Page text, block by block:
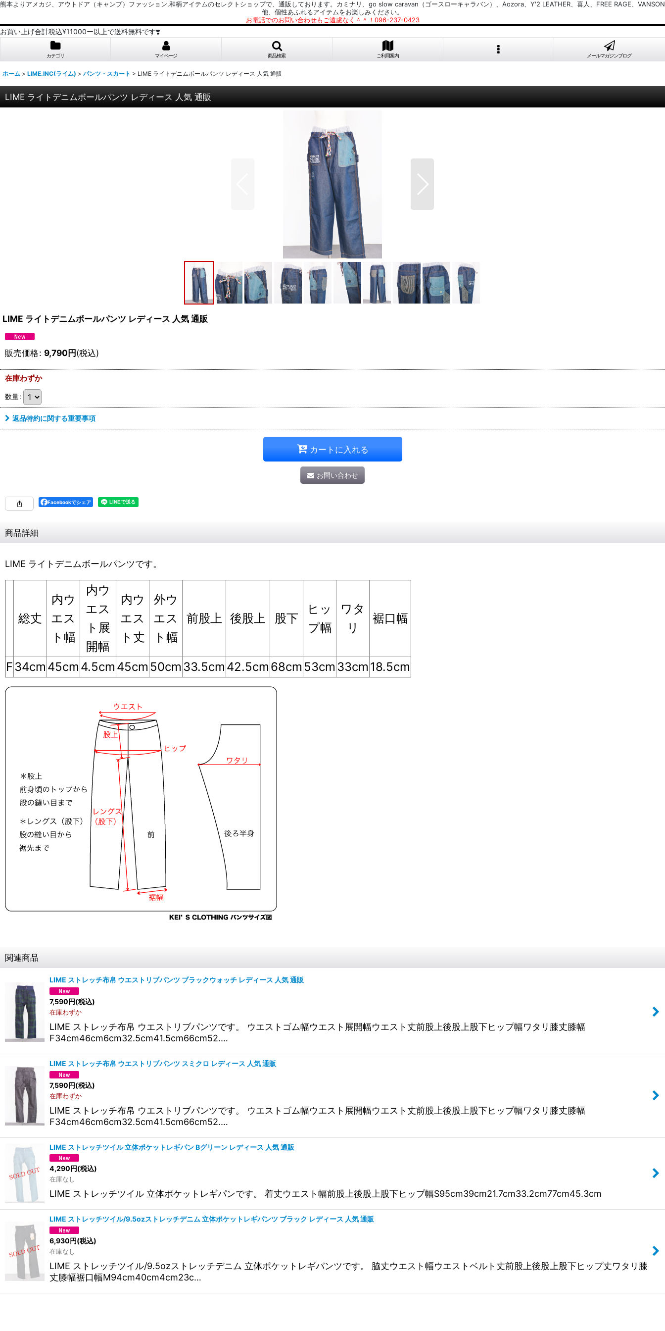
熊本よりアメカジ、アウトドア（キャンプ）ファッション,和柄アイテムのセレクトショップで、通販しております。カミナリ、go slow caravan（ゴースローキャラバン）、Aozora、Y'2 LEATHER、喜人、FREE RAGE、VANSON
他、個性あふれるアイテムをお楽しみください。
お電話でのお問い合わせもご遠慮なく＾＾！096-237-0423
お買い上げ合計税込¥11000ー以上で送料無料です❣️
カテゴリ マイページ 商品検索 ご利用案内 メールマガジンブログ
ホーム > LIME.INC(ライム) > パンツ・スカート > LIME ライトデニムボールパンツ レディース 人気 通販
LIME ライトデニムボールパンツ レディース 人気 通販
LIME ライトデニムボールパンツ レディース 人気 通販
販売価格: 9,790円(税込)
在庫わずか
数量:
返品特約に関する重要事項
カートに入れる
お問い合わせ
Facebookでシェア
商品詳細
LIME ライトデニムボールパンツです。
総丈
内ウ
エス
ト幅
内ウ
エス
ト展
開幅
内ウ
エス
ト丈
外ウ
エス
ト幅
前股上 後股上 股下
ヒッ
プ幅
ワタ
リ
裾口幅
F 34cm 45cm 4.5cm 45cm 50cm 33.5cm 42.5cm 68cm 53cm 33cm 18.5cm
関連商品
LIME ストレッチ布帛 ウエストリブパンツ ブラックウォッチ レディース 人気 通販
7,590円(税込)
在庫わずか
LIME ストレッチ布帛 ウエストリブパンツです。 ウエストゴム幅ウエスト展開幅ウエスト丈前股上後股上股下ヒップ幅ワタリ膝丈膝幅
F34cm46cm6cm32.5cm41.5cm66cm52.…
LIME ストレッチ布帛 ウエストリブパンツ スミクロ レディース 人気 通販
7,590円(税込)
在庫わずか
LIME ストレッチ布帛 ウエストリブパンツです。 ウエストゴム幅ウエスト展開幅ウエスト丈前股上後股上股下ヒップ幅ワタリ膝丈膝幅
F34cm46cm6cm32.5cm41.5cm66cm52.…
LIME ストレッチツイル 立体ポケットレギパン Bグリーン レディース 人気 通販
4,290円(税込)
在庫なし
LIME ストレッチツイル 立体ポケットレギパンです。 着丈ウエスト幅前股上後股上股下ヒップ幅S95cm39cm21.7cm33.2cm77cm45.3cm
LIME ストレッチツイル/9.5ozストレッチデニム 立体ポケットレギパンツ ブラック レディース 人気 通販
6,930円(税込)
在庫なし
LIME ストレッチツイル/9.5ozストレッチデニム 立体ポケットレギパンツです。 脇丈ウエスト幅ウエストベルト丈前股上後股上股下ヒップ丈ワタリ膝
丈膝幅裾口幅M94cm40cm4cm23c…